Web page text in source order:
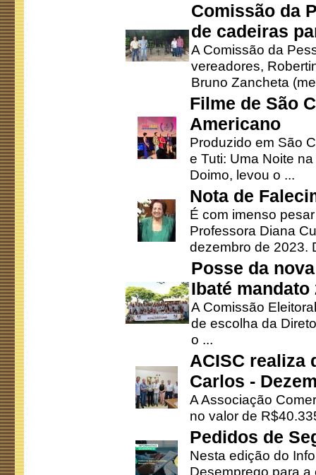
Comissão da
de cadeiras
A Comissão da
vereadores,
Bruno Zancheta
Filme de São
Americano
Produzido em São
e Tuti: Uma Noite
Doimo, levou o ...
Nota de
É com imenso
Professora Diana
dezembro de 2023.
Posse da
Ibaté mandato
A Comissão
de escolha da
o ...
ACISC realiza
Carlos -
A Associação
no valor de
Pedidos de
Nesta edição do
Desemprego para